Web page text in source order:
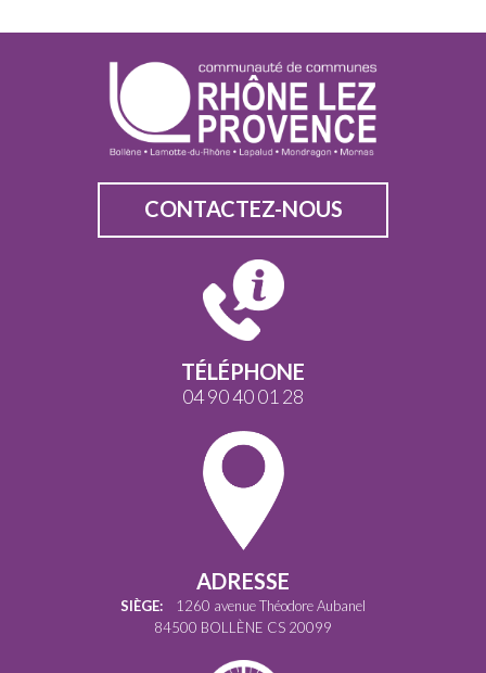
CONTACTEZ-NOUS
TÉLÉPHONE
04 90 40 01 28
ADRESSE
SIÈGE: 1260 avenue Théodore Aubanel
84500 BOLLÈNE CS 20099